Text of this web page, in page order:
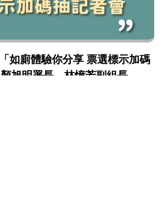
如廁體驗你分享 票選標示加碼
旭明署長、林憶芳副組長